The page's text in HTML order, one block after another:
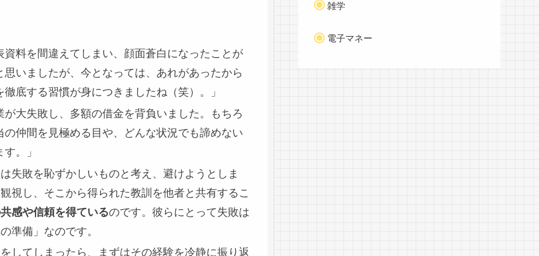
料を間違えてしまい、顔面蒼白になったことが
いましたが、今となっては、あれがあったから
底する習慣が身につきましたね（笑）。」
大失敗し、多額の借金を背負いました。もちろ
仲間を見極める目や、どんな状況でも諦めない
。」
失敗を恥ずかしいものと考え、避けようとしま
視し、そこから得られた教訓を他者と共有するこ
感や信頼を得ているのです。彼らにとって失敗は
準備」なのです。
してしまったら、まずはその経験を冷静に振り返
雑学
電子マネー